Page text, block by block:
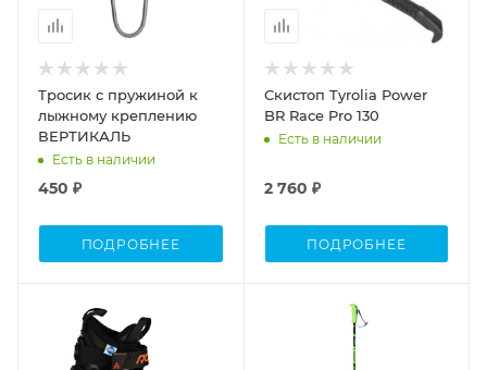
Тросик с пружиной к
лыжному креплению
ВЕРТИКАЛЬ
Есть в наличии
450 ₽
ПОДРОБНЕЕ
Скистоп Tyrolia Power
BR Race Pro 130
Есть в наличии
2 760 ₽
ПОДРОБНЕЕ